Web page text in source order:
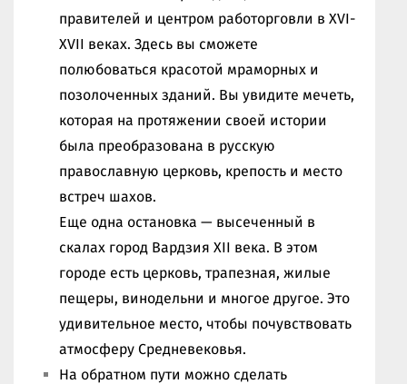
правителей и центром работорговли в XVI-
XVII веках. Здесь вы сможете
полюбоваться красотой мраморных и
позолоченных зданий. Вы увидите мечеть,
которая на протяжении своей истории
была преобразована в русскую
православную церковь, крепость и место
встреч шахов.
Еще одна остановка — высеченный в
скалах город Вардзия XII века. В этом
городе есть церковь, трапезная, жилые
пещеры, винодельни и многое другое. Это
удивительное место, чтобы почувствовать
атмосферу Средневековья.
На обратном пути можно сделать